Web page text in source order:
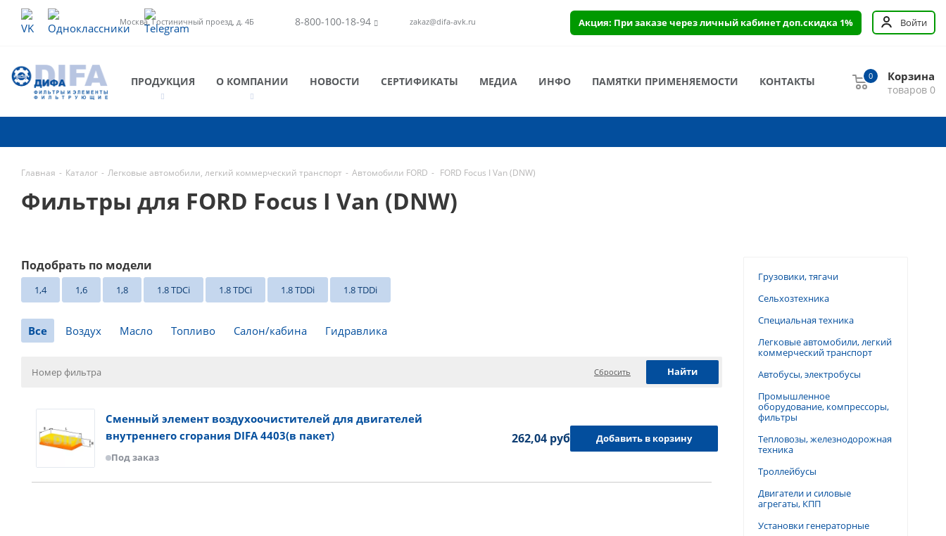
Москва, Гостиничный проезд, д. 4Б 8-800-100-18-94 zakaz@difa-avk.ru Акция: При заказе через личный кабинет доп.скидка 1% Войти
ПРОДУКЦИЯ О КОМПАНИИ НОВОСТИ СЕРТИФИКАТЫ МЕДИА ИНФО ПАМЯТКИ ПРИМЕНЯЕМОСТИ КОНТАКТЫ Корзина
товаров 0
0
Главная - Каталог - Легковые автомобили, легкий коммерческий транспорт - Автомобили FORD - FORD Focus I Van (DNW)
Фильтры для FORD Focus I Van (DNW)
Подобрать по модели
1,4 1,6 1,8 1.8 TDCi 1.8 TDCi 1.8 TDDi 1.8 TDDi
Все Воздух Масло Топливо Салон/кабина Гидравлика
Сбросить
Сменный элемент воздухоочистителей для двигателей
внутреннего сгорания DIFA 4403(в пакет)
Под заказ
262,04 руб. Добавить в корзину
Грузовики, тягачи
Сельхозтехника
Специальная техника
Легковые автомобили, легкий
коммерческий транспорт
Автобусы, электробусы
Промышленное
оборудование, компрессоры,
фильтры
Тепловозы, железнодорожная
техника
Троллейбусы
Двигатели и силовые
агрегаты, КПП
Установки генераторные